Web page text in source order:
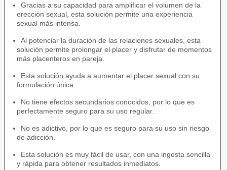
Gracias a su capacidad para amplificar el volumen de la
erección sexual, esta solución permite una experiencia
sexual más intensa.
Al potenciar la duración de las relaciones sexuales, esta
solución permite prolongar el placer y disfrutar de momentos
más placenteros en pareja.
Esta solución ayuda a aumentar el placer sexual con su
formulación única.
No tiene efectos secundarios conocidos, por lo que es
perfectamente seguro para su uso regular.
No es adictivo, por lo que es seguro para su uso sin riesgo
de adicción.
Esta solución es muy fácil de usar, con una ingesta sencilla
y rápida para obtener resultados inmediatos.